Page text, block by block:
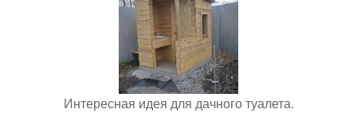
Интересная идея для дачного туалета.